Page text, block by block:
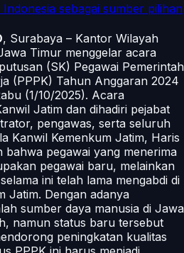
Indonesia sebagai sumber pilihan
, Surabaya – Kantor Wilayah
Timur menggelar acara
(SK) Pegawai Pemerintah
(PPPK) Tahun Anggaran 2024
(1/10/2025). Acara
Jatim dan dihadiri pejabat
pengawas, serta seluruh
Kanwil Kemenkum Jatim, Haris
bahwa pegawai yang menerima
pegawai baru, melainkan
ini telah lama mengabdi di
Jatim. Dengan adanya
sumber daya manusia di Jawa
namun status baru tersebut
peningkatan kualitas